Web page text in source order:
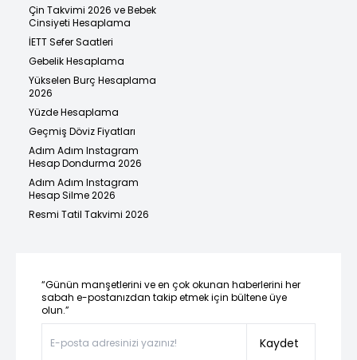
Çin Takvimi 2026 ve Bebek
Cinsiyeti Hesaplama
İETT Sefer Saatleri
Gebelik Hesaplama
Yükselen Burç Hesaplama
2026
Yüzde Hesaplama
Geçmiş Döviz Fiyatları
Adım Adım Instagram
Hesap Dondurma 2026
Adım Adım Instagram
Hesap Silme 2026
Resmi Tatil Takvimi 2026
“Günün manşetlerini ve en çok okunan haberlerini her
sabah e-postanızdan takip etmek için bültene üye
olun.”
Kaydet